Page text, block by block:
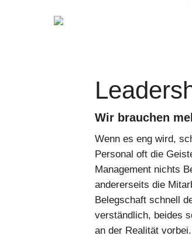
Wir brauchen
Wenn es eng wird,
Personal oft die
Management nichts
andererseits die
Belegschaft schnell
verständlich, beides
an der Realität vorbei.